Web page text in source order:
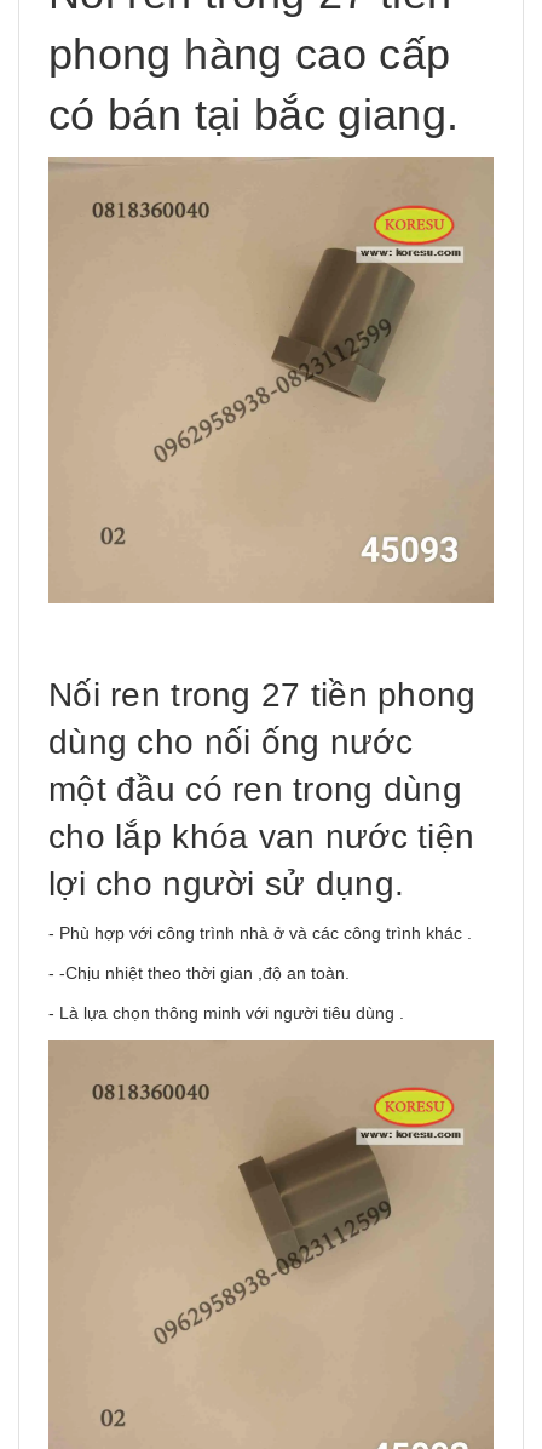
phong hàng cao cấp
có bán tại bắc giang.
Nối ren trong 27 tiền phong
dùng cho nối ống nước
một đầu có ren trong dùng
cho lắp khóa van nước tiện
lợi cho người sử dụng.
- Phù hợp với công trình nhà ở và các công trình khác .
- -Chịu nhiệt theo thời gian ,độ an toàn.
- Là lựa chọn thông minh với người tiêu dùng .